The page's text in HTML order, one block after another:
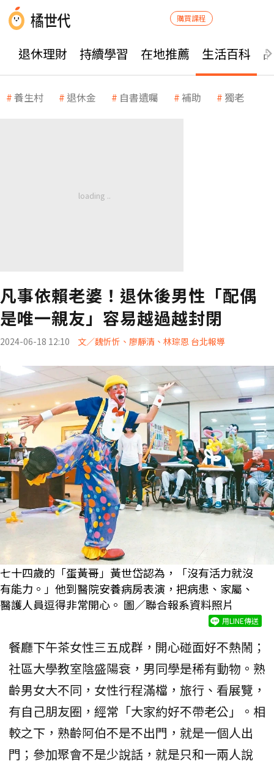
購買課程
退休理財 持續學習 在地推薦 生活百科
養生村 退休金 自書遺囑 補助 獨老
凡事依賴老婆！退休後男性「配偶
是唯一親友」容易越過越封閉
2024-06-18 12:10 文／魏忻忻、廖靜清、林琮恩 台北報導
七十四歲的「蛋黃哥」黃世岱認為，「沒有活力就沒
有能力。」他到醫院安養病房表演，把病患、家屬、
醫護人員逗得非常開心。 圖／聯合報系資料照片
用LINE傳送
餐廳下午茶女性三五成群，開心碰面好不熱鬧；
社區大學教室陰盛陽衰，男同學是稀有動物。熟
齡男女大不同，女性行程滿檔，旅行、看展覽，
有自己朋友圈，經常「大家約好不帶老公」。相
較之下，熟齡阿伯不是不出門，就是一個人出
門；參加聚會不是少說話，就是只和一兩人說